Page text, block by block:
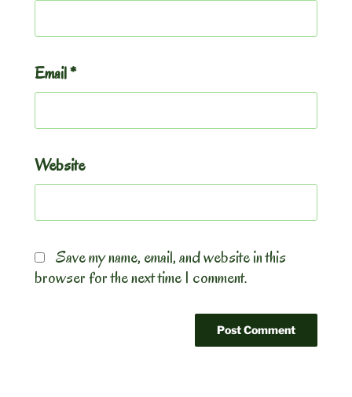
Email*
Website
Save my name, email, and website in this
browser for the next time I comment.